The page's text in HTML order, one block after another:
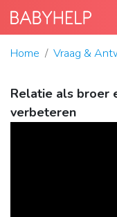
Home Vraag &
Relatie als broer
verbeteren